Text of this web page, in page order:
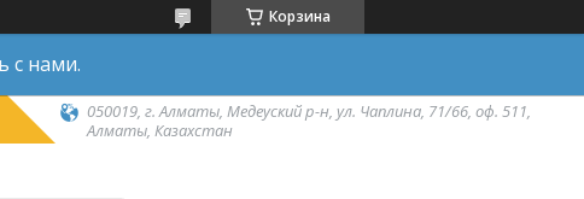
Корзина
с нами.
050019, г. Алматы, Медеуский р-н, ул. Чаплина, 71/66, оф. 511,
Алматы, Казахстан